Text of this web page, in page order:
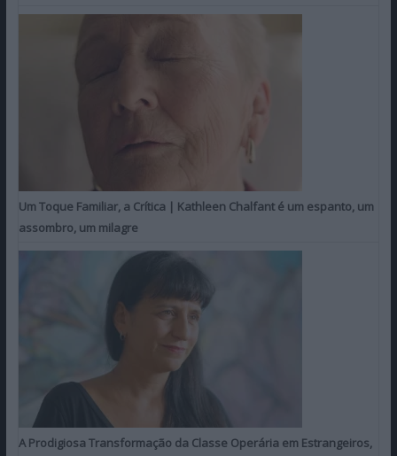
Um Toque Familiar, a Crítica | Kathleen Chalfant é um espanto, um
assombro, um milagre
A Prodigiosa Transformação da Classe Operária em Estrangeiros,